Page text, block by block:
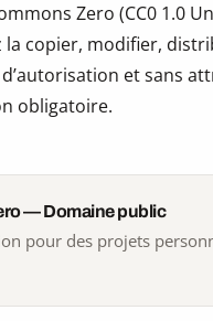
Zero (CC0 1.0
la copier, modifier,
et sans
obligatoire.
— Domaine public
pour des projets